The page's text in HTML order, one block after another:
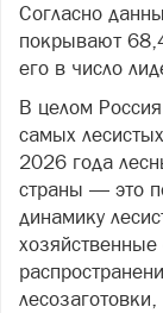
Согласно
покрывают
его в число
В целом
самых
2026 года
страны — это
динамику